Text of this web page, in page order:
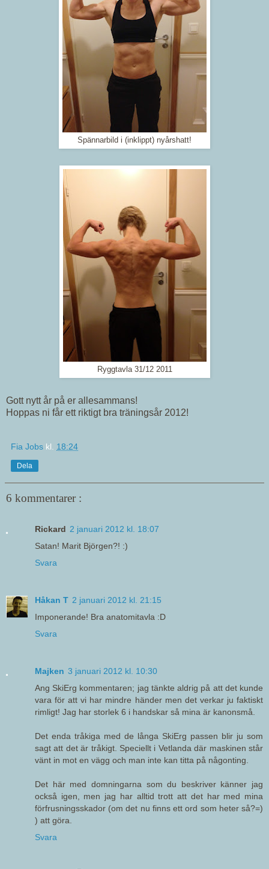
Spännarbild i (inklippt) nyårshatt!
Ryggtavla 31/12 2011
Gott nytt år på er allesammans!
Hoppas ni får ett riktigt bra träningsår 2012!
Fia Jobs kl. 18:24
Dela
6 kommentarer :
Rickard 2 januari 2012 kl. 18:07
Satan! Marit Björgen?! :)
Svara
Håkan T 2 januari 2012 kl. 21:15
Imponerande! Bra anatomitavla :D
Svara
Majken 3 januari 2012 kl. 10:30
Ang SkiErg kommentaren; jag tänkte aldrig på att det kunde
vara för att vi har mindre händer men det verkar ju faktiskt
rimligt! Jag har storlek 6 i handskar så mina är kanonsmå.
Det enda tråkiga med de långa SkiErg passen blir ju som
sagt att det är tråkigt. Speciellt i Vetlanda där maskinen står
vänt in mot en vägg och man inte kan titta på någonting.
Det här med domningarna som du beskriver känner jag
också igen, men jag har alltid trott att det har med mina
förfrusningsskador (om det nu finns ett ord som heter så?=)
) att göra.
Svara